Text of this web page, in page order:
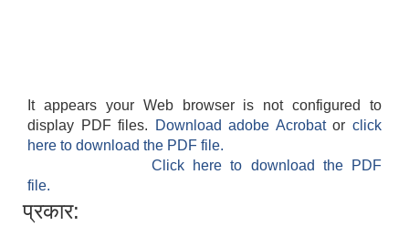
It appears your Web browser is not configured to
display PDF files.
Download adobe Acrobatorclick
here to download the PDF file.
Click here to download the PDF
file.
प्रकार: